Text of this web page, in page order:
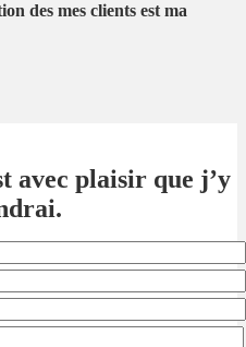
des mes clients est ma
avec plaisir que j’y